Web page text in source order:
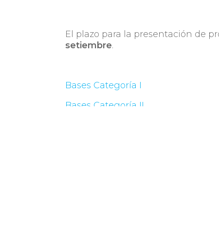
El plazo para la presentación de
setiembre.
Bases Categoría I
Bases Categoría II